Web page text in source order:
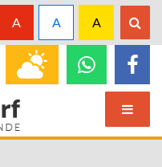
A A A